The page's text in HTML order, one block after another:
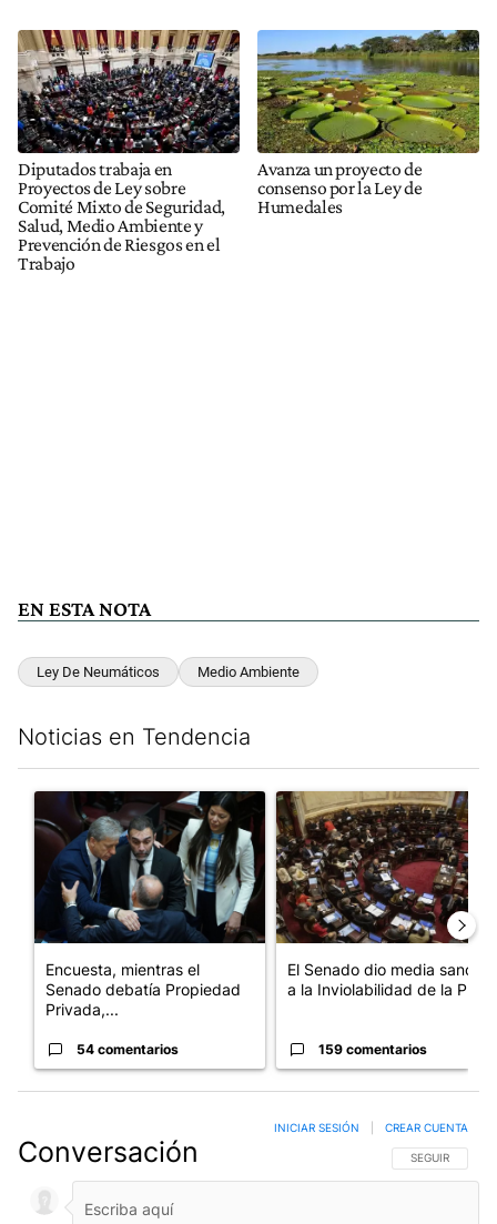
Diputados trabaja en
Proyectos de Ley sobre
Comité Mixto de Seguridad,
Salud, Medio Ambiente y
Prevención de Riesgos en el
Trabajo
Avanza un proyecto de
consenso por la Ley de
Humedales
EN ESTA NOTA
Ley De Neumáticos Medio Ambiente
Noticias en Tendencia
Un artículo de tendencia con el título "Encuesta, mientras el
Encuesta, mientras el
Senado debatía Propiedad
Privada,...
54 comentarios
Un artículo de tendencia con
El Senado dio media sanción
a la Inviolabilidad de la P...
159 comentarios
Conversación SIGA ESTA
SEGUIR
INICIAR SESIÓN CREAR CUENTA